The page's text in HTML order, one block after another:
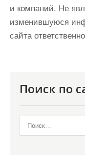
и компаний. Не
изменившуюся
сайта
Поиск по